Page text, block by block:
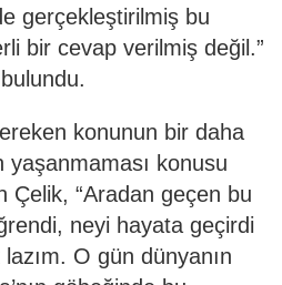
gerçekleştirilmiş bu
bir cevap verilmiş değil.”
konunun bir daha
yaşanmaması konusu
Çelik, “Aradan geçen bu
neyi hayata geçirdi
O gün dünyanın